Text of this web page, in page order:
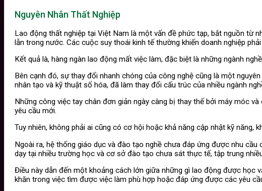
Nguyên Nhân Thất Nghiệp
Lao động thất nghiệp tại Việt Nam là một vấn đề phức tạp, bắt nguồn từ
lẫn trong nước. Các cuộc suy thoái kinh tế thường khiến doanh nghiệp
Kết quả là, hàng ngàn lao động mất việc làm, đặc biệt là những ngành
Bên cạnh đó, sự thay đổi nhanh chóng của công nghệ cũng là một
nhân tạo và kỹ thuật số hóa, đã làm thay đổi cấu trúc của nhiều ngành
Những công việc tay chân đơn giản ngày càng bị thay thế bởi máy móc
yêu cầu mới.
Tuy nhiên, không phải ai cũng có cơ hội hoặc khả năng cập nhật kỹ
Ngoài ra, hệ thống giáo dục và đào tạo nghề chưa đáp ứng được nhu
dạy tại nhiều trường học và cơ sở đào tạo chưa sát thực tế, tập trung
Điều này dẫn đến một khoảng cách lớn giữa những gì lao động được học
khăn trong việc tìm được việc làm phù hợp hoặc đáp ứng được các yêu